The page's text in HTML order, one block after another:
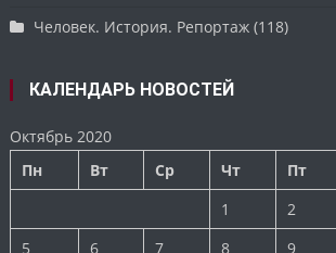
Человек. История. Репортаж (118)
КАЛЕНДАРЬ НОВОСТЕЙ
Октябрь 2020
Пн
Вт Ср Чт Пт
1
2
5
6 7 8 9